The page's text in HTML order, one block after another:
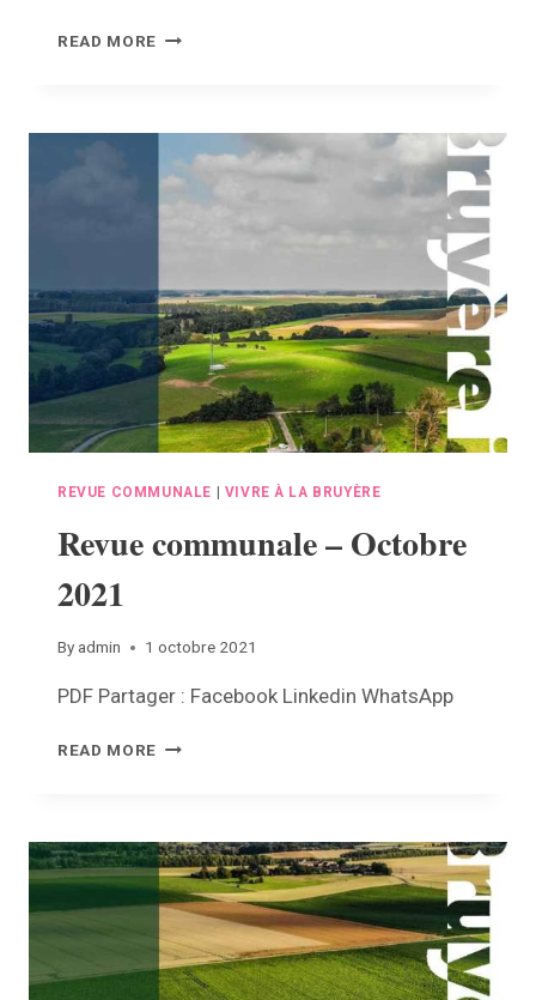
READ MORE REVUE
2022
REVUE COMMUNALE | VIVRE À LA BRUYÈRE
Revue communale – Octobre
2021
By admin 1 octobre 2021
PDF Partager : Facebook Linkedin WhatsApp
READ MORE REVUE
2021